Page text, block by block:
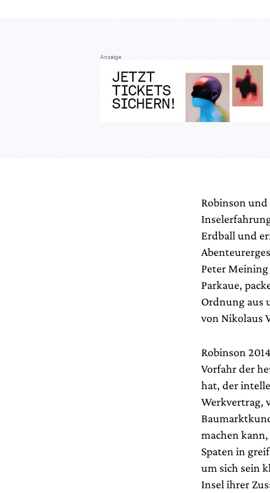
Anzeige
Robinson
Erdball und
Peter
Parkaue,
Ordnung aus
von Nikolaus
Robinson
Vorfahr der
hat, der
Werkvertrag,
machen
Spaten in
um sich sein
Insel ihrer